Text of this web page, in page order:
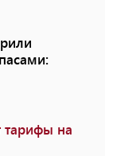
тарифы на